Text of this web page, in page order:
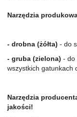
Narzędzia
- drobna (żółta) - do
- gruba (zielona) - do
wszystkich gatunkach
Narzędzia
jakości!